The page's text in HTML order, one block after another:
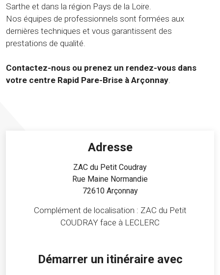
Sarthe et dans la région Pays de la Loire.
Nos équipes de professionnels sont formées aux
dernières techniques et vous garantissent des
prestations de qualité.
Contactez-nous ou prenez un rendez-vous dans
votre centre Rapid Pare-Brise à Arçonnay.
Adresse
ZAC du Petit Coudray
Rue Maine Normandie
72610 Arçonnay
Complément de localisation : ZAC du Petit
COUDRAY face à LECLERC
Démarrer un itinéraire avec